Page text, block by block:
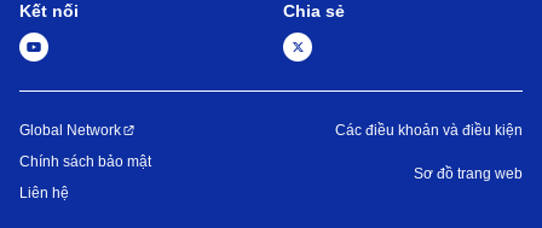
Kết nối Chia sẻ
Global Network
Chính sách bảo mật
Liên hệ
Các điều khoản và điều kiện
Sơ đồ trang web